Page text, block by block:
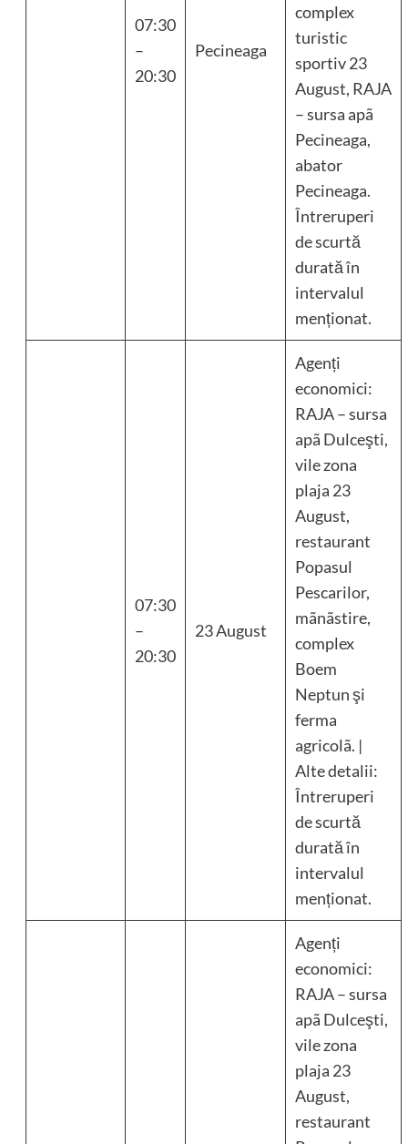
07:30
–
20:30
Pecineaga
complex
turistic
sportiv 23
August, RAJA
– sursa apã
Pecineaga,
abator
Pecineaga.
Întreruperi
de scurtă
durată în
intervalul
menționat.
07:30
–
20:30
23 August
Agenți
economici:
RAJA – sursa
apã Dulceşti,
vile zona
plaja 23
August,
restaurant
Popasul
Pescarilor,
mãnãstire,
complex
Boem
Neptun şi
ferma
agricolã. |
Alte detalii:
Întreruperi
de scurtă
durată în
intervalul
menționat.
Agenți
economici:
RAJA – sursa
apã Dulceşti,
vile zona
plaja 23
August,
restaurant